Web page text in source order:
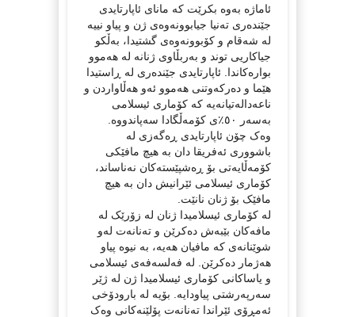
ئاماژە بەوە بکرێت کە مانای ئاپارتایدی
جێندەری تەنیا جیابوونەوەی ژن و پیاو نییە
لە شەقام و کۆبوونەوەی گشتیدا، بەڵکو
جیاکاریی توند و بەربڵاوی ژنانە لە هەموو
بوارەکاندا. ئاپارتایدی جێندەری لە ڕاستیدا
هێما و دەرکەوتنی هەموو ئەو هەڵاواردن و
ناعەدالەتیانەیە کە کۆماری ئیسلامی
بەسەر ٥٠٪ی کۆمەڵگادا سەپاندووە.
وەک چۆن ئاپارتایدی ڕەگەزی لە
باشووری ئەفریقا دان بە هیچ مافێکی
کۆمەڵایەتی بۆ ڕەشپێستەکان نەناساند،
کۆماری ئیسلامی ئێرانیش دان بە هیچ
مافێک بۆ ژنان نانێت.
لە کۆماری ئیسلامیدا ژنان لە زۆرێک لە
مافەکان بێبەش دەکرێن و تەنانەت لەو
شوێنانەی کە مافیان هەیە، بە نیوە پیاو
هەژمار دەکرێن. لە فەلسەفەی ئیسلامی
و یاساکانی کۆماری ئیسلامیدا ژن لە ژێر
سەرپەرشتی پیاودایە. بۆیە لە بارودۆخی
ئەمڕۆی ئێراندا تەنانەت پۆلێنەکانی وەک